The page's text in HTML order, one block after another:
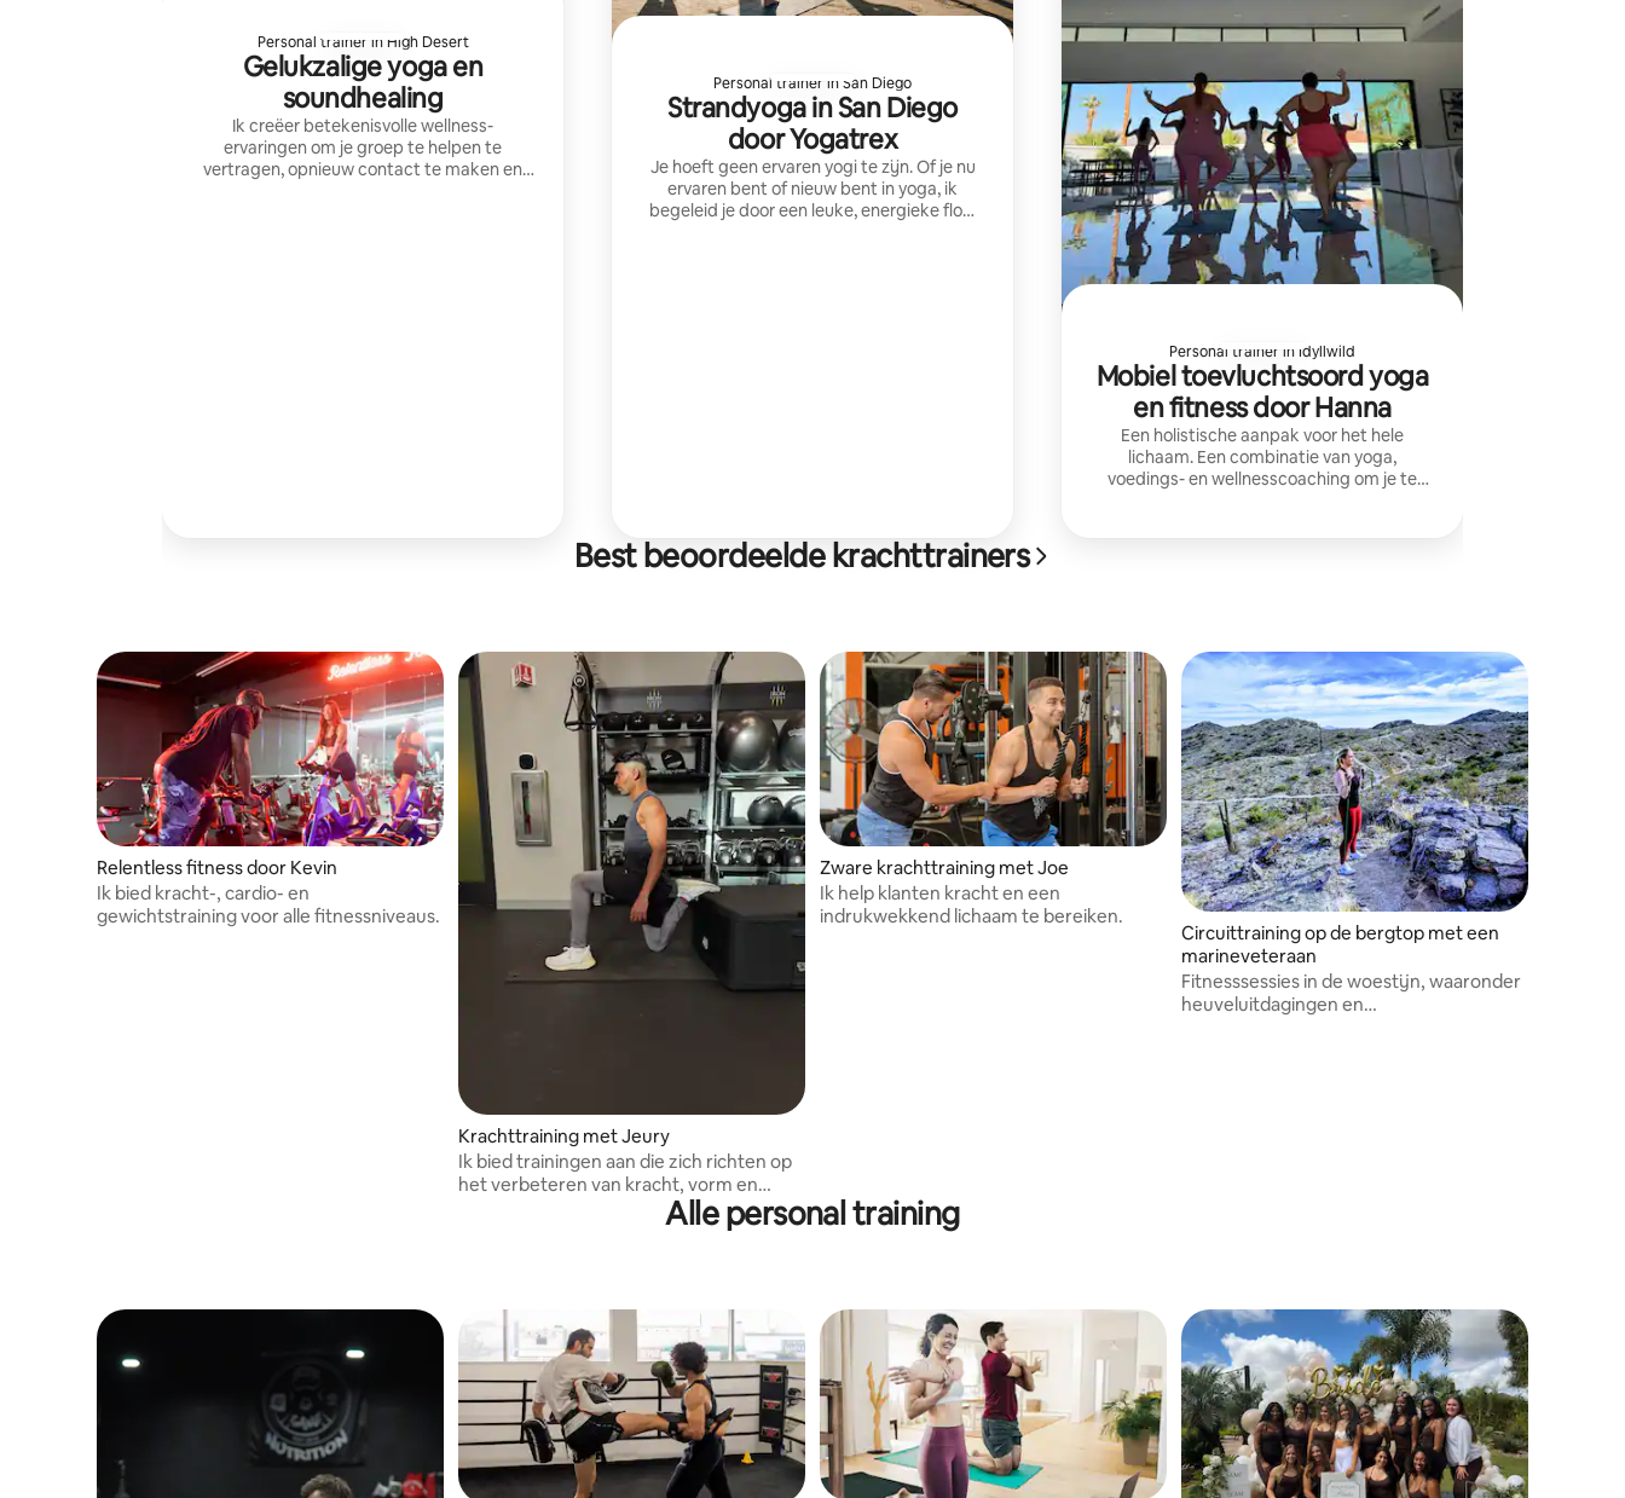
Personal trainer in High Desert
Gelukzalige yoga en
soundhealing
Ik creëer betekenisvolle wellness-
ervaringen om je groep te helpen te
vertragen, opnieuw contact te maken en
Personal trainer in San Diego
Strandyoga in San Diego
door Yogatrex
Je hoeft geen ervaren yogi te zijn. Of je nu
ervaren bent of nieuw bent in yoga, ik
begeleid je door een leuke, energieke flow
Personal trainer in Idyllwild
Mobiel toevluchtsoord yoga
en fitness door Hanna
Een holistische aanpak voor het hele
lichaam. Een combinatie van yoga,
voedings- en wellnesscoaching om je te
lesgeven.
Best beoordeelde krachttrainers
Relentless fitness door Kevin
Ik bied kracht-, cardio- en
gewichtstraining voor alle fitnessniveaus.
Krachttraining met Jeury
Ik bied trainingen aan die zich richten op
het verbeteren van kracht, vorm en
Zware krachttraining met Joe
Ik help klanten kracht en een
indrukwekkend lichaam te bereiken.
Circuittraining op de bergtop met een
marineveteraan
Fitnesssessies in de woestijn, waaronder
heuveluitdagingen en
Alle personal training